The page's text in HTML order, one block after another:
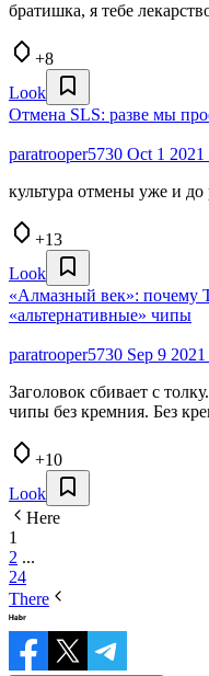
братишка, я тебе
+8
Look
Отмена SLS: разве мы
paratrooper5730 Oct 1 2021
культура отмены уже и до
+13
Look
«Алмазный век»: почему
«альтернативные» чипы
paratrooper5730 Sep 9
Заголовок сбивает с
чипы без кремния. Без
+10
Look
Here
1
2 ...
24
There